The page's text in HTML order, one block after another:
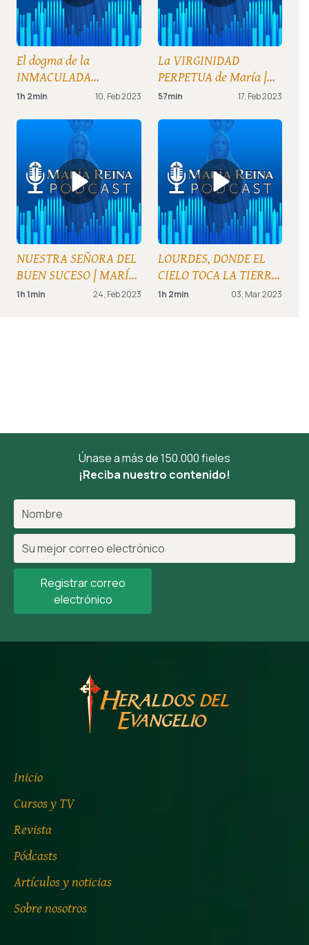
El dogma de la
INMACULADA
CONCEPCIÓN | MARÍA
Consagrados (9-feb-23)
1h 2min 10, Feb 2023
La VIRGINIDAD
PERPETUA de María |
MARÍA REINA, el
Consagrados (16-feb-23)
57min 17, Feb 2023
NUESTRA SEÑORA DEL
BUEN SUCESO | MARÍA
REINA, el Podcast de los
1h 1min 24, Feb 2023
LOURDES, DONDE EL
CIELO TOCA LA TIERRA
| MARÍA REINA, el
1h 2min 03, Mar 2023
Únase a más de 150.000 fieles
¡Reciba nuestro contenido!
Registrar correo
electrónico
Inicio
Cursos y TV
Revista
Pódcasts
Artículos y noticias
Sobre nosotros